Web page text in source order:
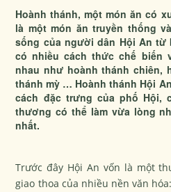
Hoành thánh, một món ăn có
là một món ăn truyền thống
sống của người dân Hội An từ
có nhiều cách thức chế biến
nhau như hoành thánh chiên,
thánh mỳ … Hoành thánh Hội
cách đặc trưng của phố Hội,
thương có thể làm vừa lòng
nhất.
Trước đây Hội An vốn là một
giao thoa của nhiều nền văn